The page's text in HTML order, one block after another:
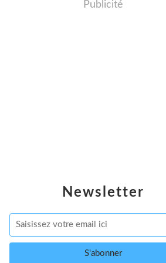
Newsletter
Publicité